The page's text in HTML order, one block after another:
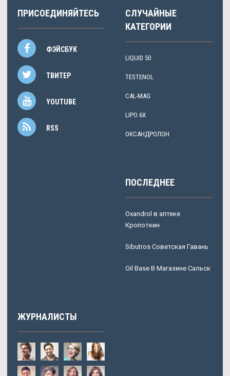
ПРИСОЕДИНЯЙТЕСЬ
ФЭЙСБУК
ТВИТЕР
YOUTUBE
RSS
СЛУЧАЙНЫЕ
КАТЕГОРИИ
LIQUID 50
TESTENOL
CAL-MAG
LIPO 6X
ОКСАНДРОЛОН
ПОСЛЕДНЕЕ
Oxandrol в аптеке
Кропоткин
Sibutros Советская Гавань
Oil Base В Магазине Сальск
ЖУРНАЛИСТЫ